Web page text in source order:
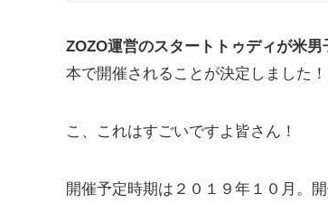
ZOZO運営のスタートトゥディが米
本で開催されることが決定しました！
こ、これはすごいですよ皆さん！
開催予定時期は２０１９年１０月。